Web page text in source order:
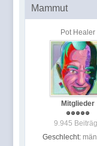
Mammut
Pot Healer
Mitglieder
9.945
Geschlecht: